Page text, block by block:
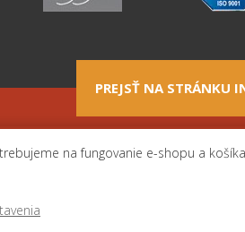
PREJSŤ NA STRÁNKU
na fungovanie e-shopu a